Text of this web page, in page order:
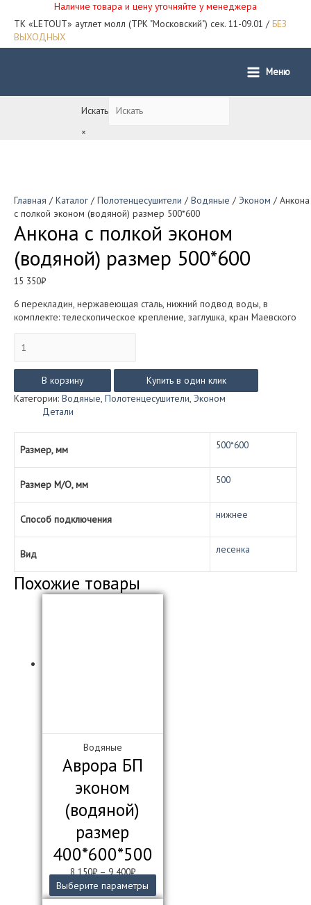
Наличие товара и цену уточняйте у менеджера
ТК «LETOUT» аутлет молл (ТРК "Московский") сек. 11-09.01 / БЕЗ
ВЫХОДНЫХ
Main
Меню
Искать
×
Главная / Каталог / Полотенцесушители / Водяные / Эконом / Анкона
с полкой эконом (водяной) размер 500*600
Анкона с полкой эконом
(водяной) размер 500*600
15 350₽
6 перекладин, нержавеющая сталь, нижний подвод воды, в
комплекте: телескопическое крепление, заглушка, кран Маевского
товара
полкой
эконом
(водяной)
размер
500*600
В корзину
Купить в один клик
Категории: Водяные, Полотенцесушители, Эконом
Детали
Размер, мм 500*600
Размер М/О, мм 500
Способ подключения нижнее
Вид лесенка
Похожие товары
Водяные
Аврора БП
эконом
(водяной)
размер
400*600*500
8 150₽–9 400₽
Выберите параметры
товар